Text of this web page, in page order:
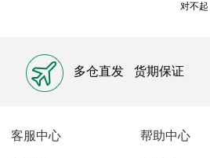
实验室通用耗材
对不起
多仓直发 货期保证
客服中心 帮助中心